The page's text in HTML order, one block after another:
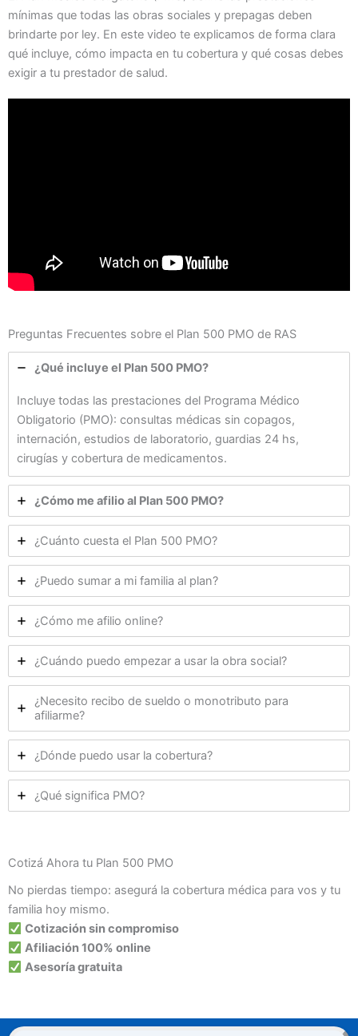
mínimas que todas las obras sociales y prepagas deben
brindarte por ley. En este video te explicamos de forma clara
qué incluye, cómo impacta en tu cobertura y qué cosas debes
exigir a tu prestador de salud.
Preguntas Frecuentes sobre el Plan 500 PMO de RAS
¿Qué incluye el Plan 500 PMO?
Incluye todas las prestaciones del Programa Médico
Obligatorio (PMO): consultas médicas sin copagos,
internación, estudios de laboratorio, guardias 24 hs,
cirugías y cobertura de medicamentos.
¿Cómo me afilio al Plan 500 PMO?
¿Cuánto cuesta el Plan 500 PMO?
¿Puedo sumar a mi familia al plan?
¿Cómo me afilio online?
¿Cuándo puedo empezar a usar la obra social?
¿Necesito recibo de sueldo o monotributo para
afiliarme?
¿Dónde puedo usar la cobertura?
¿Qué significa PMO?
Cotizá Ahora tu Plan 500 PMO
No pierdas tiempo: asegurá la cobertura médica para vos y tu
familia hoy mismo.
Cotización sin compromiso
Afiliación 100% online
Asesoría gratuita